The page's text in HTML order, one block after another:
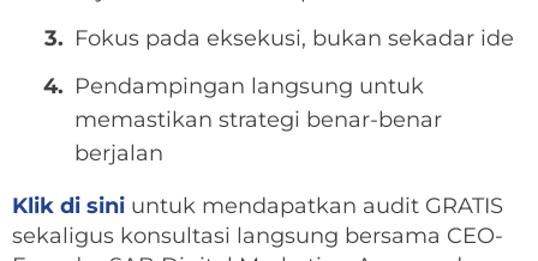
Fokus pada eksekusi, bukan sekadar ide
Pendampingan langsung untuk
memastikan strategi benar-benar
berjalan
Klik di sini untuk mendapatkan audit GRATIS
sekaligus konsultasi langsung bersama CEO-